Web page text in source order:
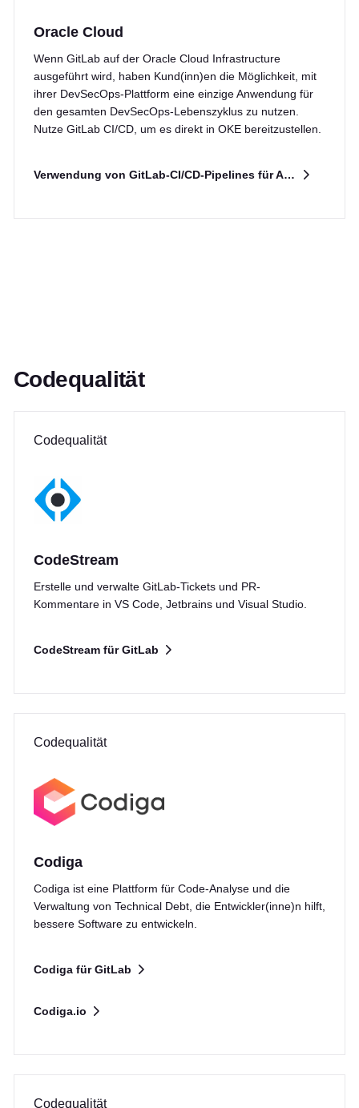
Oracle Cloud
Wenn GitLab auf der Oracle Cloud Infrastructure
ausgeführt wird, haben Kund(inn)en die Möglichkeit, mit
ihrer DevSecOps-Plattform eine einzige Anwendung für
den gesamten DevSecOps-Lebenszyklus zu nutzen.
Nutze GitLab CI/CD, um es direkt in OKE bereitzustellen.
Verwendung von GitLab-CI/CD-Pipelines für Automatisierungs-Workflows auf OKE
Codequalität
Codequalität
CodeStream
Erstelle und verwalte GitLab-Tickets und PR-
Kommentare in VS Code, Jetbrains und Visual Studio.
CodeStream für GitLab
Codequalität
Codiga
Codiga ist eine Plattform für Code-Analyse und die
Verwaltung von Technical Debt, die Entwickler(inne)n hilft,
bessere Software zu entwickeln.
Codiga.io
Codiga für GitLab
Codequalität